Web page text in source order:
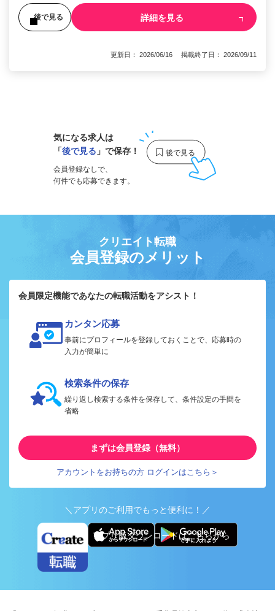
後で見る 詳細を見る
更新日： 2026/06/16 掲載終了日： 2026/09/11
気になる求人は
「後で見る 」で保存！
会員登録なしで、
何件でも応募できます。
クリエイト転職
会員登録のメリット
会員限定機能であなたの転職活動をアシスト！
カンタン応募
事前にプロフィールを登録しておくことで、応募時の
入力が簡単に
検索条件の保存
繰り返し検索する条件を保存して、条件設定の手間を
省略
まずは会員登録（無料）
アカウントをお持ちの方 ログインはこちら＞
＼アプリのご利用でもっと便利に！／
アプリ版ダウンロードはこちらから